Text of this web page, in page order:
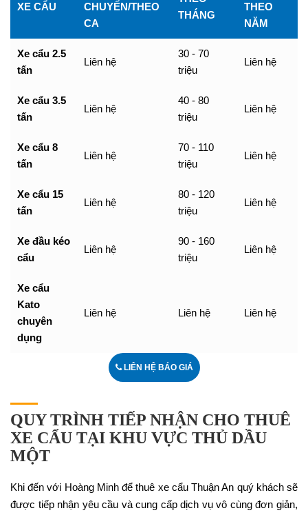
XE CẨU
CHUYẾN/THEO
CA
THÁNG
THEO
NĂM
Xe cẩu 2.5
tấn
Liên hệ
30 - 70
triệu
Liên hệ
Xe cẩu 3.5
tấn
Liên hệ
40 - 80
triệu
Liên hệ
Xe cẩu 8
tấn
Liên hệ
70 - 110
triệu
Liên hệ
Xe cẩu 15
tấn
Liên hệ
80 - 120
triệu
Liên hệ
Xe đầu kéo
cẩu
Liên hệ
90 - 160
triệu
Liên hệ
Xe cẩu
Kato
chuyên
dụng
Liên hệ Liên hệ Liên hệ
LIÊN HỆ BÁO GIÁ
QUY TRÌNH TIẾP NHẬN CHO THUÊ
XE CẨU TẠI KHU VỰC THỦ DẦU
MỘT
Khi đến với Hoàng Minh để thuê xe cẩu Thuận An quý khách sẽ
được tiếp nhận yêu cầu và cung cấp dịch vụ vô cùng đơn giản,